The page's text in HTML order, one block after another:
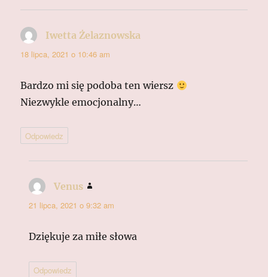
Iwetta Żelaznowska
18 lipca, 2021 o 10:46 am
Bardzo mi się podoba ten wiersz
Niezwykle emocjonalny…
Odpowiedz
Venus
21 lipca, 2021 o 9:32 am
Dziękuje za miłe słowa
Odpowiedz